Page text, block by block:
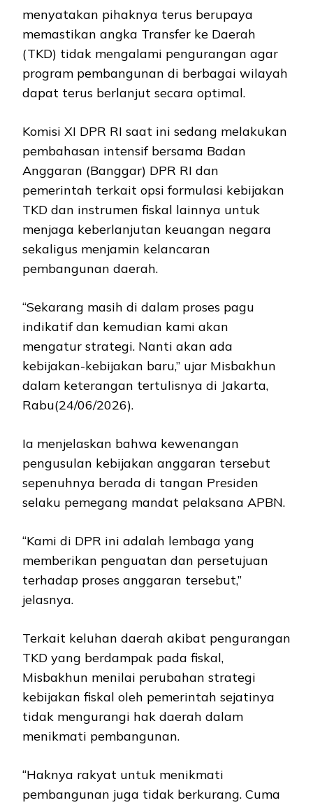
menyatakan pihaknya terus berupaya
memastikan angka Transfer ke Daerah
(TKD) tidak mengalami pengurangan agar
program pembangunan di berbagai wilayah
dapat terus berlanjut secara optimal.
Komisi XI DPR RI saat ini sedang melakukan
pembahasan intensif bersama Badan
Anggaran (Banggar) DPR RI dan
pemerintah terkait opsi formulasi kebijakan
TKD dan instrumen fiskal lainnya untuk
menjaga keberlanjutan keuangan negara
sekaligus menjamin kelancaran
pembangunan daerah.
“Sekarang masih di dalam proses pagu
indikatif dan kemudian kami akan
mengatur strategi. Nanti akan ada
kebijakan-kebijakan baru,” ujar Misbakhun
dalam keterangan tertulisnya di Jakarta,
Rabu(24/06/2026).
Ia menjelaskan bahwa kewenangan
pengusulan kebijakan anggaran tersebut
sepenuhnya berada di tangan Presiden
selaku pemegang mandat pelaksana APBN.
“Kami di DPR ini adalah lembaga yang
memberikan penguatan dan persetujuan
terhadap proses anggaran tersebut,”
jelasnya.
Terkait keluhan daerah akibat pengurangan
TKD yang berdampak pada fiskal,
Misbakhun menilai perubahan strategi
kebijakan fiskal oleh pemerintah sejatinya
tidak mengurangi hak daerah dalam
menikmati pembangunan.
“Haknya rakyat untuk menikmati
pembangunan juga tidak berkurang. Cuma